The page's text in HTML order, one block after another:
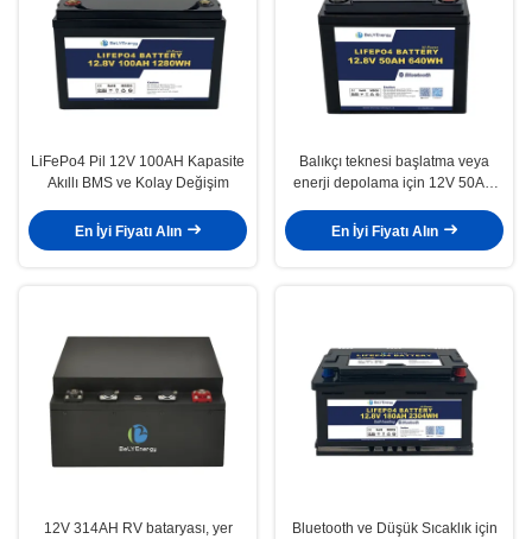
LiFePo4 Pil 12V 100AH Kapasite
Akıllı BMS ve Kolay Değişim
En İyi Fiyatı Alın
Balıkçı teknesi başlatma veya
enerji depolama için 12V 50AH
En İyi Fiyatı Alın
12V 314AH RV bataryası, yer
Bluetooth ve Düşük Sıcaklık için